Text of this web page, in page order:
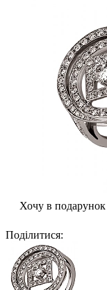
Хочу в подарунок
Поділитися: